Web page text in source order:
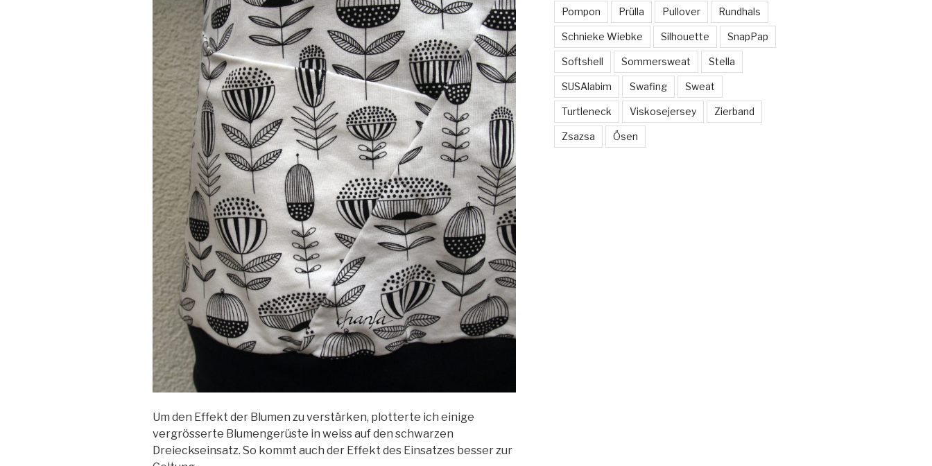
Um den Effekt der Blumen zu verstärken, plotterte ich einige
vergrösserte Blumengerüste in weiss auf den schwarzen
Dreieckseinsatz. So kommt auch der Effekt des Einsatzes besser zur
Pompon Prülla Pullover Rundhals
Schnieke Wiebke Silhouette SnapPap
Softshell Sommersweat Stella
SUSAlabim Swafing Sweat
Turtleneck Viskosejersey Zierband
Zsazsa Ösen